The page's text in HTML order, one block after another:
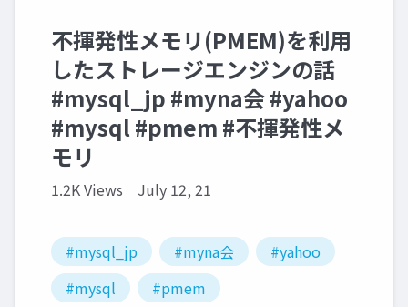
不揮発性メモリ(PMEM)を利用
したストレージエンジンの話
#mysql_jp #myna会 #yahoo
#mysql #pmem #不揮発性メ
モリ
1.2K Views July 12, 21
#mysql_jp #myna会
#yahoo
#mysql
#pmem